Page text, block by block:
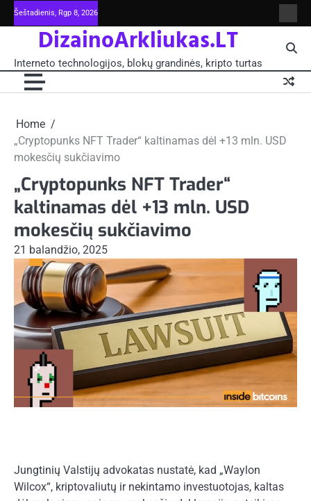
Skip
to
Šeštadienis, Rgp 8, 2026
ir
blokų
DizainoArkliukas.LT
Interneto technologijos, blokų grandinės, kripto turtas
Home
„Cryptopunks NFT Trader“ kaltinamas dėl +13 mln. USD
mokesčių sukčiavimo
„Cryptopunks NFT Trader“
kaltinamas dėl +13 mln. USD
mokesčių sukčiavimo
21 balandžio, 2025
Jungtinių Valstijų advokatas nustatė, kad „Waylon
Wilcox“, kriptovaliutų ir nekintamo investuotojas, kaltas